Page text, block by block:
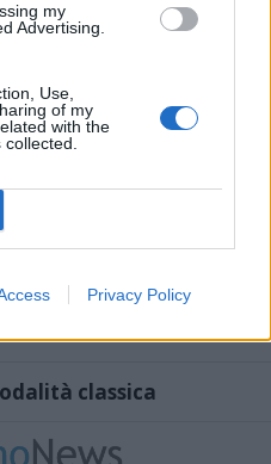
my
Advertising.
Use,
of my
with the
Privacy Policy
classica